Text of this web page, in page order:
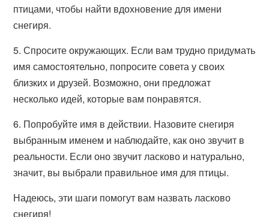
птицами, чтобы найти вдохновение для имени
снегиря.
5. Спросите окружающих. Если вам трудно придумать
имя самостоятельно, попросите совета у своих
близких и друзей. Возможно, они предложат
несколько идей, которые вам понравятся.
6. Попробуйте имя в действии. Назовите снегиря
выбранным именем и наблюдайте, как оно звучит в
реальности. Если оно звучит ласково и натурально,
значит, вы выбрали правильное имя для птицы.
Надеюсь, эти шаги помогут вам назвать ласково
снегиря!